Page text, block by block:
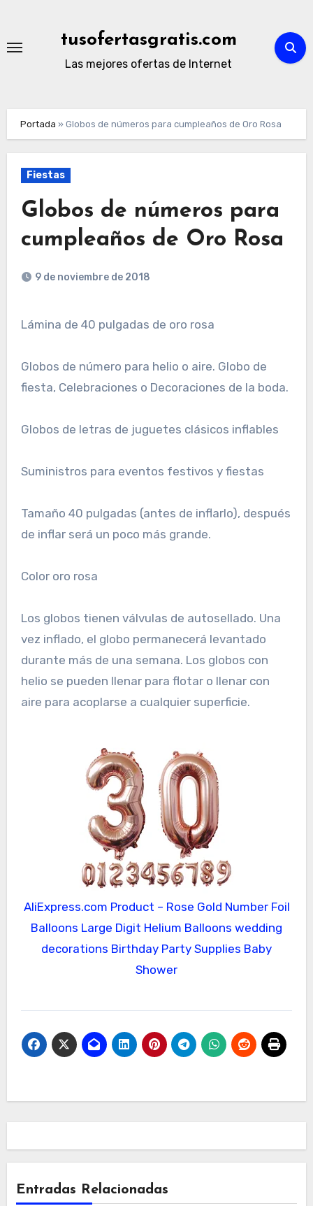
contenido
tusofertasgratis.com
Las mejores ofertas de Internet
Portada »Globos de números para cumpleaños de Oro Rosa
Fiestas
Globos de números para
cumpleaños de Oro Rosa
9 de noviembre de 2018
Lámina de 40 pulgadas de oro rosa
Globos de número para helio o aire. Globo de
fiesta, Celebraciones o Decoraciones de la boda.
Globos de letras de juguetes clásicos inflables
Suministros para eventos festivos y fiestas
Tamaño 40 pulgadas (antes de inflarlo), después
de inflar será un poco más grande.
Color oro rosa
Los globos tienen válvulas de autosellado. Una
vez inflado, el globo permanecerá levantado
durante más de una semana. Los globos con
helio se pueden llenar para flotar o llenar con
aire para acoplarse a cualquier superficie.
AliExpress.com Product – Rose Gold Number Foil
Balloons Large Digit Helium Balloons wedding
decorations Birthday Party Supplies Baby
Shower
Entradas Relacionadas